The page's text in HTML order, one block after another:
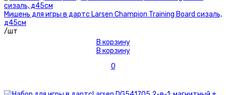
Мишень для игры в дартс Larsen Champion Training Board сизаль,
д45см
/шт
В корзину
В корзину
0